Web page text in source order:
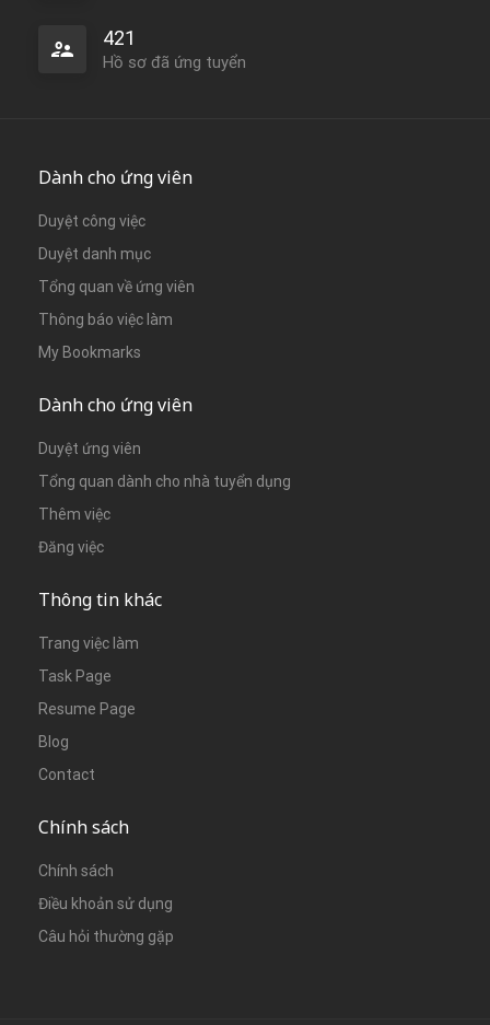
421
Hồ sơ đã ứng tuyển
Dành cho ứng viên
Duyệt công việc
Duyệt danh mục
Tổng quan về ứng viên
Thông báo việc làm
My Bookmarks
Dành cho ứng viên
Duyệt ứng viên
Tổng quan dành cho nhà tuyển dụng
Thêm việc
Đăng việc
Thông tin khác
Trang việc làm
Task Page
Resume Page
Blog
Contact
Chính sách
Chính sách
Điều khoản sử dụng
Câu hỏi thường gặp